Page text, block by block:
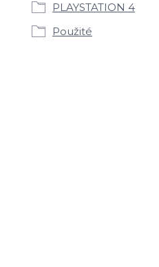
PLAYSTATION 4
Použité